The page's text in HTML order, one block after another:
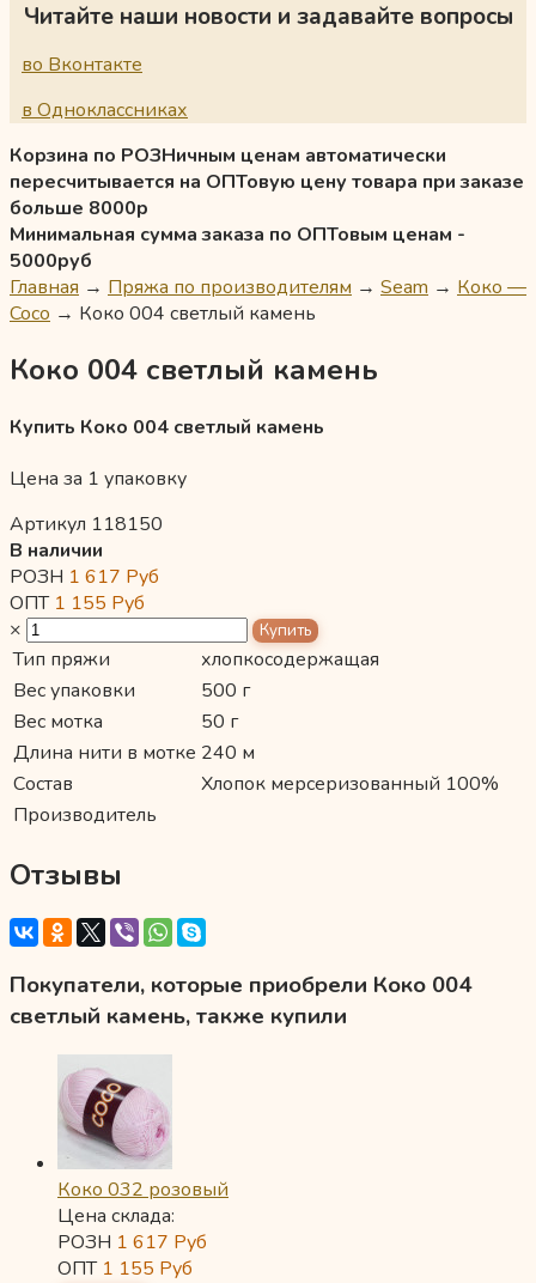
Читайте наши новости и задавайте вопросы
во Вконтакте
в Одноклассниках
Корзина по РОЗНичным ценам автоматически
пересчитывается на ОПТовую цену товара при заказе
больше 8000р
Минимальная сумма заказа по ОПТовым ценам -
5000руб
Главная → Пряжа по производителям → Seam → Коко —
Coco → Коко 004 светлый камень
Коко 004 светлый камень
Купить Коко 004 светлый камень
Цена за 1 упаковку
Артикул 118150
В наличии
РОЗН 1 617 Руб
ОПТ 1 155 Руб
×
Тип пряжи
хлопкосодержащая
Вес упаковки
500 г
Вес мотка
50 г
Длина нити в мотке 240 м
Состав
Хлопок мерсеризованный 100%
Производитель
Отзывы
Покупатели, которые приобрели Коко 004
светлый камень, также купили
Коко 032 розовый
Цена склада:
РОЗН 1 617 Руб
ОПТ 1 155 Руб